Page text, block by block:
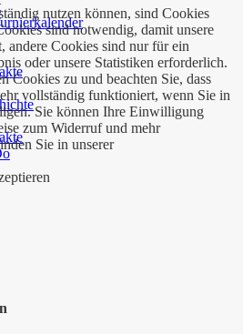
nutzen können, sind Cookies
sind notwendig, damit unsere
andere Cookies sind nur für ein
oder unsere Statistiken erforderlich.
Cookies zu und beachten Sie, dass
vollständig funktioniert, wenn Sie in
Sie können Ihre Einwilligung
zum Widerruf und mehr
Sie in unserer